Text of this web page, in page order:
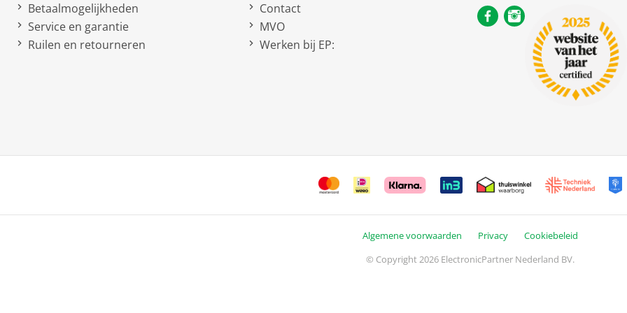
Betaalmogelijkheden
Service en garantie
Ruilen en retourneren
Contact
MVO
Werken bij EP:
Algemene voorwaarden Privacy
Cookiebeleid
© Copyright 2026 ElectronicPartner Nederland BV.